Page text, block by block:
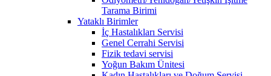
Tarama Birimi
Yataklı Birimler
İç Hastalıkları Servisi
Genel Cerrahi Servisi
Fizik tedavi servisi
Yoğun Bakım Ünitesi